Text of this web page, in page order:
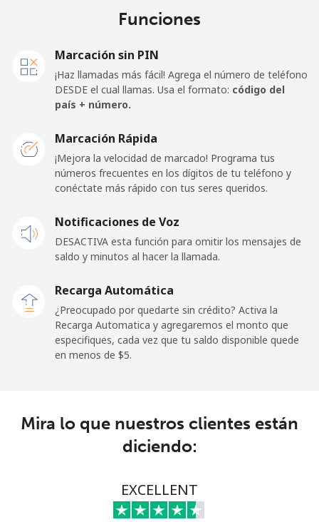
⁦119.5¢⁩
Celular
⁦$5⁩
Línea fija ⁦84.5¢⁩
5 min por
⁦$5⁩
Malaysia
Línea fija ⁦1.9¢⁩
⁦$5⁩
⁦1.9¢⁩
263 min por
-
⁦158.9¢⁩
⁦$5⁩
Funciones
Marcación sin PIN
¡Haz llamadas más fácil! Agrega el número de teléfono
DESDE el cual llamas. Usa el formato: código del
país + número.
Marcación Rápida
¡Mejora la velocidad de marcado! Programa tus
números frecuentes en los dígitos de tu teléfono y
conéctate más rápido con tus seres queridos.
Notificaciones de Voz
DESACTIVA esta función para omitir los mensajes de
saldo y minutos al hacer la llamada.
Recarga Automática
¿Preocupado por quedarte sin crédito? Activa la
Recarga Automatica y agregaremos el monto que
especifiques, cada vez que tu saldo disponible quede
en menos de ⁦$5⁩.
Mira lo que nuestros clientes están
diciendo:
EXCELLENT